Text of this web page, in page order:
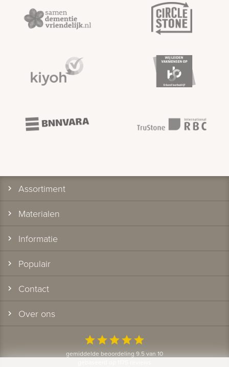
Assortiment
Materialen
Informatie
Populair
Contact
Over ons
starstarstarstarstar
gemiddelde beoordeling 9.5 van 10